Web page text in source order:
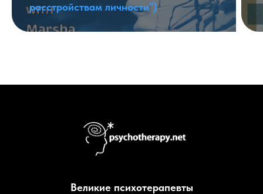
расстройствам личности")
Великие психотерапевты